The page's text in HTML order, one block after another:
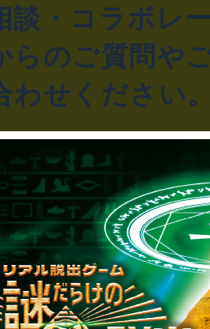
談・コラボレ
らのご質問や
わせください
問い合わせ
般のお客様